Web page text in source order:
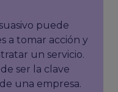
puede
a tomar acción y
un servicio.
ser la clave
una empresa.